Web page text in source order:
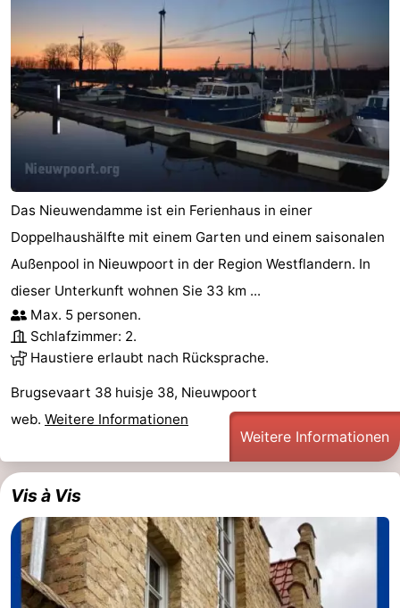
Das Nieuwendamme ist ein Ferienhaus in einer
Doppelhaushälfte mit einem Garten und einem saisonalen
Außenpool in Nieuwpoort in der Region Westflandern. In
dieser Unterkunft wohnen Sie 33 km ...
Max. 5 personen.
Schlafzimmer: 2.
Haustiere erlaubt nach Rücksprache.
Brugsevaart 38 huisje 38, Nieuwpoort
web. Weitere Informationen
Weitere Informationen
Vis à Vis